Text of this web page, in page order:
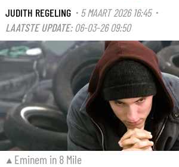
JUDITH REGELING · 5 MAART 2026 16:45·
LAATSTE UPDATE: 06-03-26 09:50
Eminem in 8 Mile